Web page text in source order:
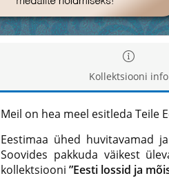
Kollektsiooni info
Meil on hea meel esitleda Teile
Eestimaa ühed huvitavamad
Soovides pakkuda väikest
kollektsiooni ”Eesti lossid ja